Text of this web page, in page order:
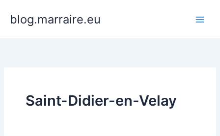
blog.marraire.eu
Saint-Didier-en-Velay